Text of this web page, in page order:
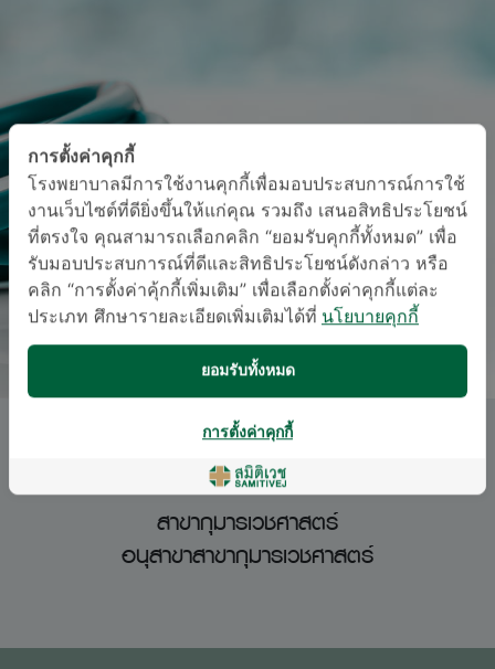
พญ. พนิดา วิจารณ์
สาขากุมารเวชศาสตร์
อนุสาขาสาขากุมารเวชศาสตร์
การตั้งค่าคุกกี้
โรงพยาบาลมีการใช้งานคุกกี้เพื่อมอบประสบการณ์การใช้
งานเว็บไซต์ที่ดียิ่งขึ้นให้แก่คุณ รวมถึง เสนอสิทธิประโยชน์
ที่ตรงใจ คุณสามารถเลือกคลิก “ยอมรับคุกกี้ทั้งหมด” เพื่อ
รับมอบประสบการณ์ที่ดีและสิทธิประโยชน์ดังกล่าว หรือ
คลิก “การตั้งค่าคุ้กกี้เพิ่มเติม” เพื่อเลือกตั้งค่าคุกกี้แต่ละ
ประเภท ศึกษารายละเอียดเพิ่มเติมได้ที่ นโยบายคุกกี้
ยอมรับทั้งหมด
การตั้งค่าคุกกี้